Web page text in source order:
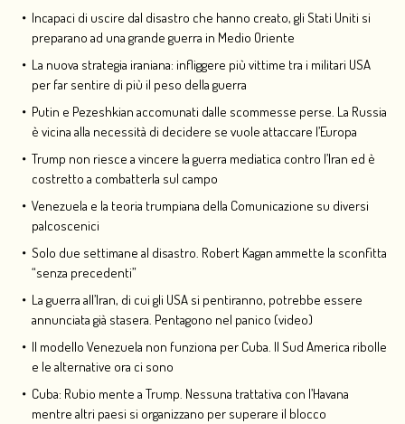
Incapaci di uscire dal disastro che hanno creato, gli Stati Uniti si
preparano ad una grande guerra in Medio Oriente
La nuova strategia iraniana: infliggere più vittime tra i militari USA
per far sentire di più il peso della guerra
Putin e Pezeshkian accomunati dalle scommesse perse. La Russia
è vicina alla necessità di decidere se vuole attaccare l’Europa
Trump non riesce a vincere la guerra mediatica contro l’Iran ed è
costretto a combatterla sul campo
Venezuela e la teoria trumpiana della Comunicazione su diversi
palcoscenici
Solo due settimane al disastro. Robert Kagan ammette la sconfitta
“senza precedenti”
La guerra all’Iran, di cui gli USA si pentiranno, potrebbe essere
annunciata già stasera. Pentagono nel panico (video)
Il modello Venezuela non funziona per Cuba. Il Sud America ribolle
e le alternative ora ci sono
Cuba: Rubio mente a Trump. Nessuna trattativa con l’Havana
mentre altri paesi si organizzano per superare il blocco